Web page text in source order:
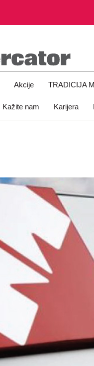
Akcije TRADICIJA
Kažite nam Karijera